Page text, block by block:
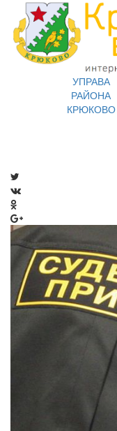
УПРАВА
РАЙОНА
КРЮКОВО